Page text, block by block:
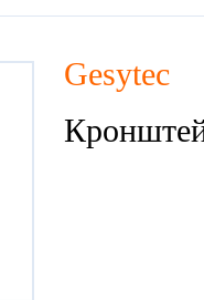
Gesytec